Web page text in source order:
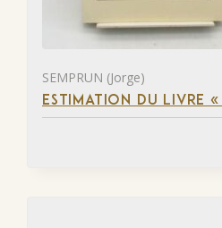
SEMPRUN (Jorge)
ESTIMATION DU LIVRE